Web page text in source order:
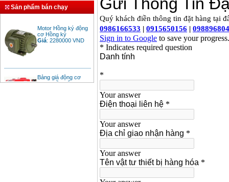
Sản phẩm bán chạy
cơ Hồng ký
Giá:2280000
diesel đầu nổ diesel
Giá:6500000VND